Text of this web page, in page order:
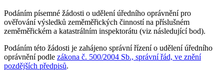
Podáním písemné žádosti o udělení úředního oprávnění pro
ověřování výsledků zeměměřických činností na příslušném
zeměměřickém a katastrálním inspektorátu (viz následující bod).
Podáním této žádosti je zahájeno správní řízení o udělení úředního
oprávnění podle zákona č. 500/2004 Sb., správní řád, ve znění
pozdějších předpisů.